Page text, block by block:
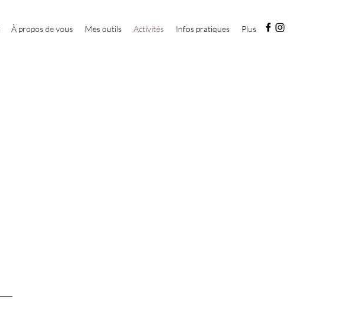
À propos de vous Mes outils Activités Infos pratiques Plus